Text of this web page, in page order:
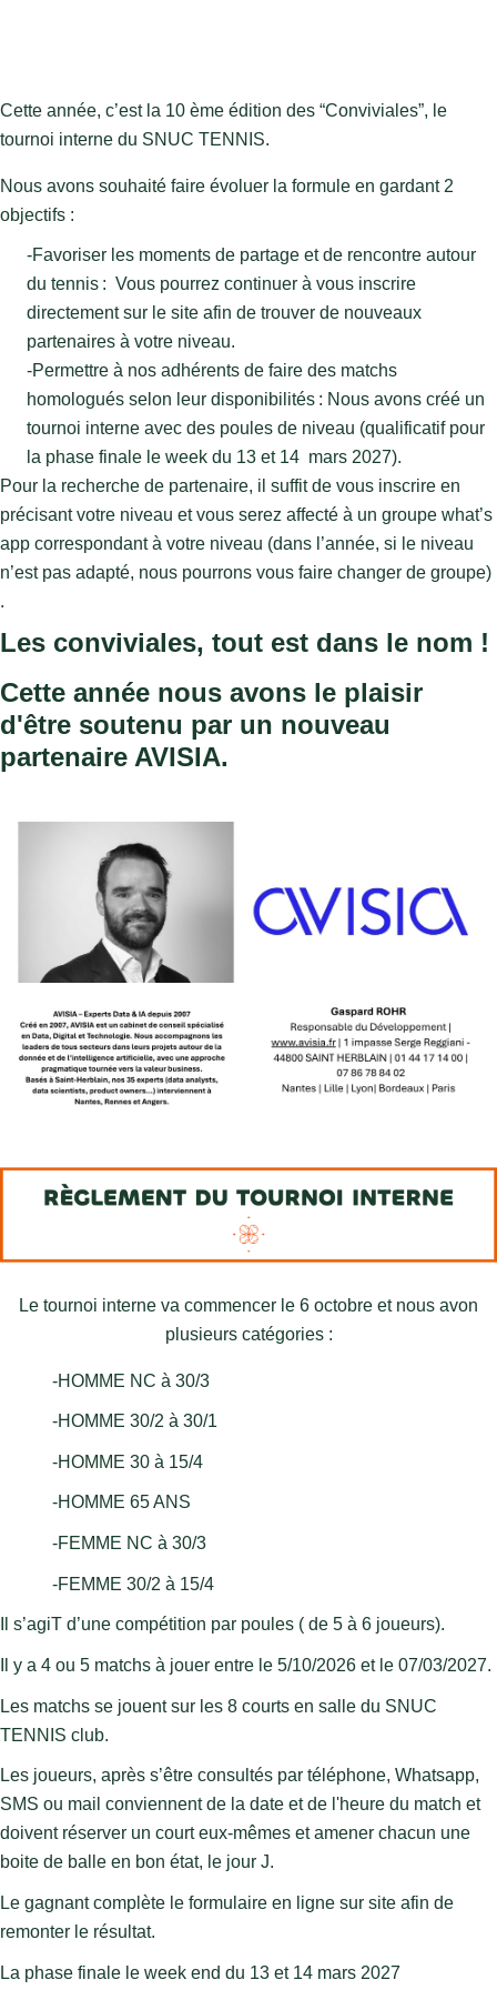
Cette année, c’est la 10 ème édition des “Conviviales”, le
tournoi interne du SNUC TENNIS.
Nous avons souhaité faire évoluer la formule en gardant 2
objectifs :
-Favoriser les moments de partage et de rencontre autour
du tennis : Vous pourrez continuer à vous inscrire
directement sur le site afin de trouver de nouveaux
partenaires à votre niveau.
-Permettre à nos adhérents de faire des matchs
homologués selon leur disponibilités : Nous avons créé un
tournoi interne avec des poules de niveau (qualificatif pour
la phase finale le week du 13 et 14  mars 2027).
Pour la recherche de partenaire, il suffit de vous inscrire en
précisant votre niveau et vous serez affecté à un groupe what’s
app correspondant à votre niveau (dans l’année, si le niveau
n’est pas adapté, nous pourrons vous faire changer de groupe)
.
Les conviviales, tout est dans le nom !
Cette année nous avons le plaisir
d'être soutenu par un nouveau
partenaire AVISIA.
Le tournoi interne va commencer le 6 octobre et nous avon
plusieurs catégories :
-HOMME NC à 30/3
-HOMME 30/2 à 30/1
-HOMME 30 à 15/4
-HOMME 65 ANS
-FEMME NC à 30/3
-FEMME 30/2 à 15/4
Il s’agiT d’une compétition par poules ( de 5 à 6 joueurs).
Il y a 4 ou 5 matchs à jouer entre le 5/10/2026 et le 07/03/2027.
Les matchs se jouent sur les 8 courts en salle du SNUC
TENNIS club.
Les joueurs, après s’être consultés par téléphone, Whatsapp,
SMS ou mail conviennent de la date et de l'heure du match et
doivent réserver un court eux-mêmes et amener chacun une
boite de balle en bon état, le jour J.
Le gagnant complète le formulaire en ligne sur site afin de
remonter le résultat.
La phase finale le week end du 13 et 14 mars 2027